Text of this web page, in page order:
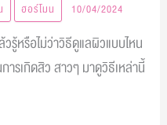
ฮอร์โมน 10/04/2024
รู้หรือไม่ว่าวิธีดูแลผิวแบบไหน
ารเกิดสิว สาวๆ มาดูวิธีเหล่านี้